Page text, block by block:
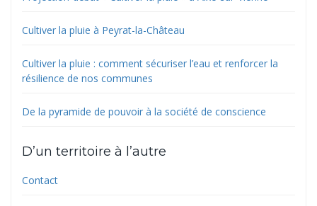
Cultiver la pluie à Peyrat-la-Château
Cultiver la pluie : comment sécuriser l’eau et renforcer la
résilience de nos communes
De la pyramide de pouvoir à la société de conscience
D’un territoire à l’autre
Contact